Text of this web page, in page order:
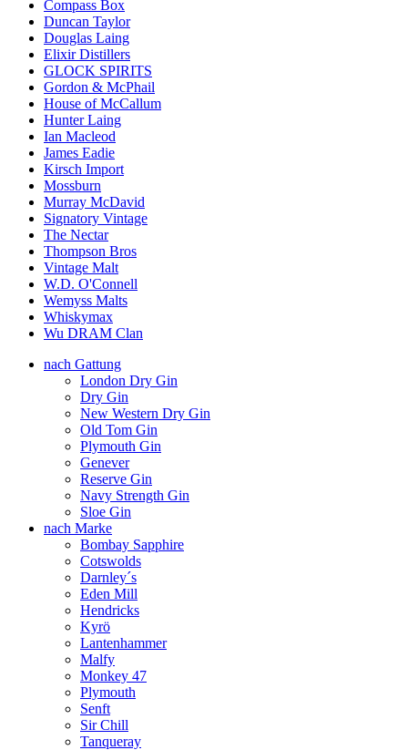
Compass Box
Duncan Taylor
Douglas Laing
Elixir Distillers
GLOCK SPIRITS
Gordon & McPhail
House of McCallum
Hunter Laing
Ian Macleod
James Eadie
Kirsch Import
Mossburn
Murray McDavid
Signatory Vintage
The Nectar
Thompson Bros
Vintage Malt
W.D. O'Connell
Wemyss Malts
Whiskymax
Wu DRAM Clan
nach Gattung
London Dry Gin
Dry Gin
New Western Dry Gin
Old Tom Gin
Plymouth Gin
Genever
Reserve Gin
Navy Strength Gin
Sloe Gin
nach Marke
Bombay Sapphire
Cotswolds
Darnley´s
Eden Mill
Hendricks
Kyrö
Lantenhammer
Malfy
Monkey 47
Plymouth
Senft
Sir Chill
Tanqueray